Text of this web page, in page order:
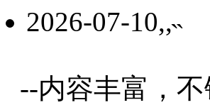
2026-07-10,,˵
--内容丰富，不